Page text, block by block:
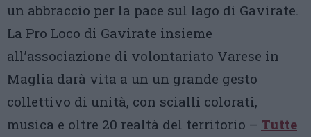
un abbraccio per la pace sul lago di Gavirate.
La Pro Loco di Gavirate insieme
all’associazione di volontariato Varese in
Maglia darà vita a un un grande gesto
collettivo di unità, con scialli colorati,
musica e oltre 20 realtà del territorio – Tutte